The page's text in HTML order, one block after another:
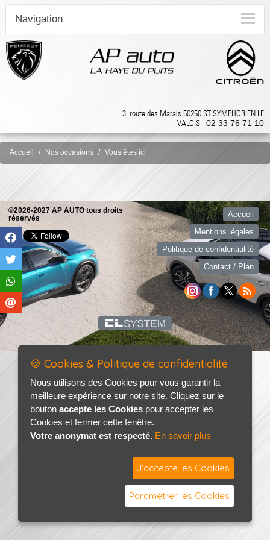
Navigation
3, route des Marais 50250 ST SYMPHORIEN LE
VALOIS -02 33 76 71 10
Accueil Nos occasions Vous êtes ici
©2026-2027 AP AUTO tous droits
réservés
Accueil
Mentions légales
Politique de confidentialité
Contact / Plan
🍪 Cookies & Politique de confidentialité
Nous utilisons des Cookies pour vous garantir la
meilleure expérience sur notre site. Cliquez sur le
bouton accepte les Cookies pour accepter les
Cookies et fermer cette fenêtre.
Votre anonymat est respecté. En savoir plus
J'accepte les Cookies
Paramétrer les Cookies